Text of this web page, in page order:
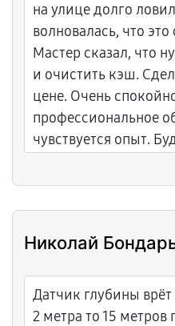
на улице долго
волновалась, что
Мастер сказал, что
и очистить кэш.
цене. Очень
профессиональное
чувствуется опыт.
Николай
Датчик глубины
2 метра то 15